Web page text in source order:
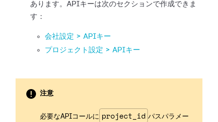
あります。APIキーは次のセクションで作成できま
す：
会社設定 > APIキー
プロジェクト設定 > APIキー
注意
必要なAPIコールに project_id パスパラメー